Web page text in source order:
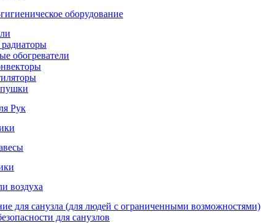
оборудование
обогреватели
Рук
воздуха
для санузла (для людей с ограниченными возможностями)
для санузлов